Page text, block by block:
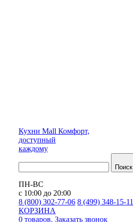
Кухни Mall Комфорт,
доступный
каждому
Поиск
ПН-ВС
с 10:00 до 20:00
8 (800) 302-77-06 8 (499) 348-15-11
КОРЗИНА
0 товаров. Заказать звонок